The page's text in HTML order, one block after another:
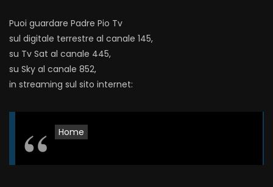
Puoi guardare Padre Pio Tv
sul digitale terrestre al canale 145,
su Tv Sat al canale 445,
su Sky al canale 852,
in streaming sul sito internet:
Home